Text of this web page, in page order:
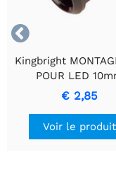

Kingbright
POUR LED
€ 2,85
Voir le produit